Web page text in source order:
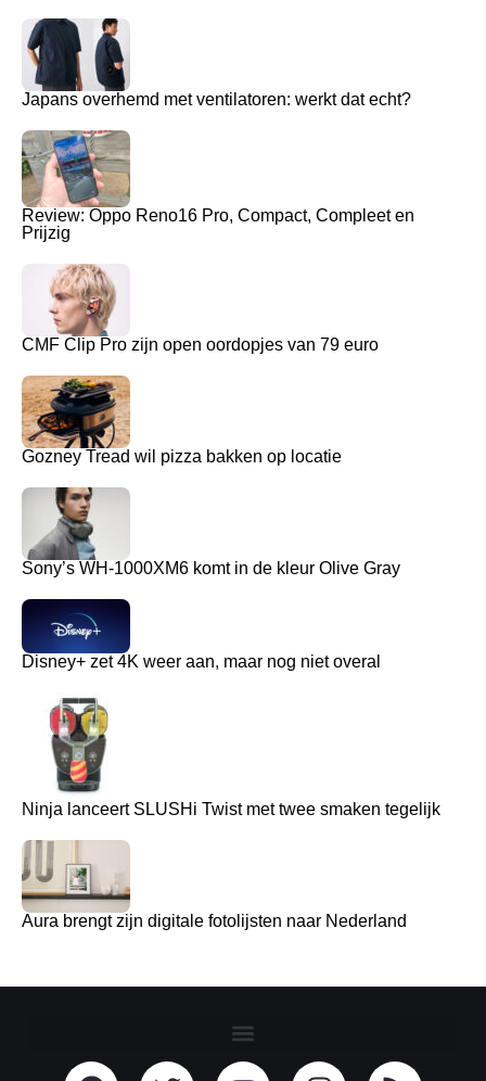
Japans overhemd met ventilatoren: werkt dat echt?
Review: Oppo Reno16 Pro, Compact, Compleet en
Prijzig
CMF Clip Pro zijn open oordopjes van 79 euro
Gozney Tread wil pizza bakken op locatie
Sony’s WH-1000XM6 komt in de kleur Olive Gray
Disney+ zet 4K weer aan, maar nog niet overal
Ninja lanceert SLUSHi Twist met twee smaken tegelijk
Aura brengt zijn digitale fotolijsten naar Nederland